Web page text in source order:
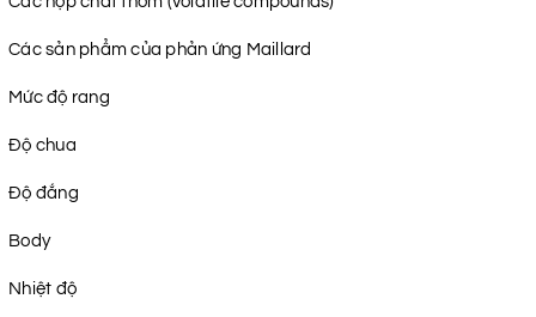
Các sản phẩm của phản ứng Maillard
Mức độ rang
Độ chua
Độ đắng
Body
Nhiệt độ